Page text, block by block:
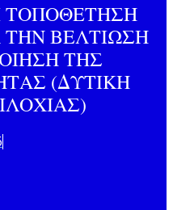
ΤΟΠΟΘΕΤΗΣΗ
ΒΕΛΤΙΩΣΗ
ΤΗΣ
(ΔΥΤΙΚΗ